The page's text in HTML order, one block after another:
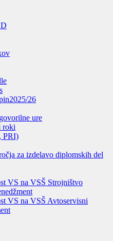
2025/26
ure
roki
PRI)
za izdelavo diplomskih del
VS na VSŠ Strojništvo
VS na VSŠ Avtoservisni